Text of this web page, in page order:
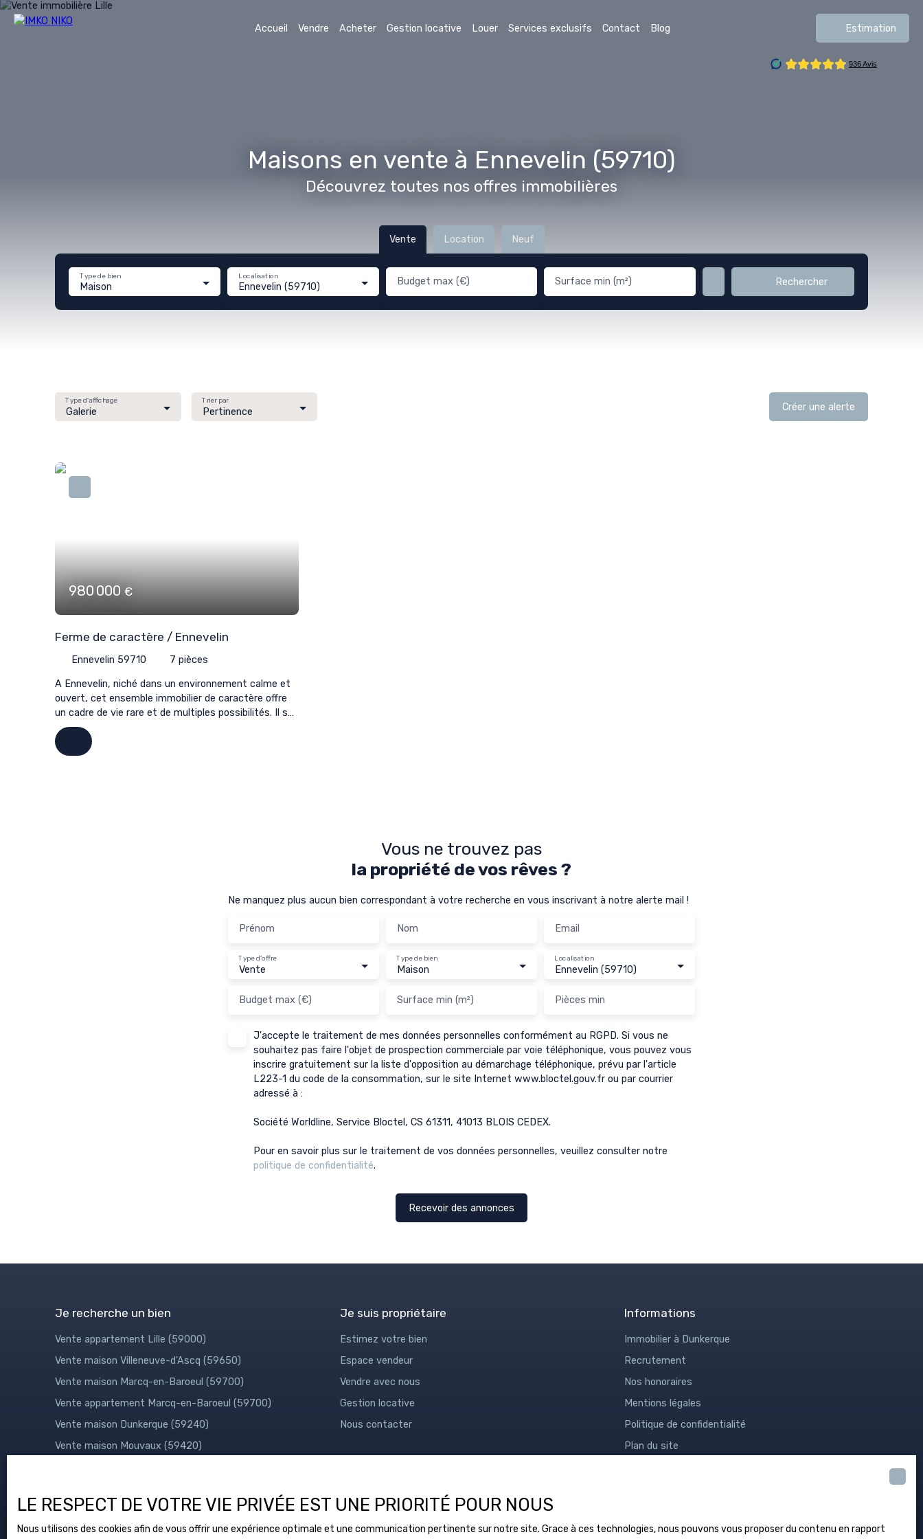
Accueil Vendre Acheter Gestion locative Louer Services exclusifs Contact Blog Estimation
Maisons en vente à Ennevelin (59710)
Découvrez toutes nos offres immobilières
Vente Location Neuf
Maison
Type de bien
Ennevelin (59710)
Localisation Budget max (€) Surface min (m²) Rechercher
Galerie
Type d'affichage
Pertinence
Trier par
Créer une alerte
980 000 €
Ferme de caractère / Ennevelin
Ennevelin 59710 7 pièces
A Ennevelin, niché dans un environnement calme et
ouvert, cet ensemble immobilier de caractère offre
un cadre de vie rare et de multiples possibilités. Il se
compose d’une habitation principale de 256 m², une
ferme datant de 1700 entièrement rénovée en
2024. Édifiée sur un terrain d’environ 12 000 m², la
intérieur soigné, chauffage individuel et
comprend également deux logements actuellement
granges à réhabiliter, offrant un potentiel
remarquable pour un projet patrimonial, résidentiel ou
potentiel, tout en restant à proximité des
minutes, écoles et espaces verts à courte distance.
Un très beau lieu, de belles perspectives d’évolution
Vous ne trouvez pas
la propriété de vos rêves ?
Ne manquez plus aucun bien correspondant à votre recherche en vous inscrivant à notre alerte mail !
Prénom Nom Email
Vente
Type d'offre
Maison
Type de bien
Ennevelin (59710)
Localisation
Budget max (€) Surface min (m²) Pièces min
J'accepte le traitement de mes données personnelles conformément au RGPD. Si vous ne
souhaitez pas faire l'objet de prospection commerciale par voie téléphonique, vous pouvez vous
inscrire gratuitement sur la liste d'opposition au démarchage téléphonique, prévu par l'article
L223-1 du code de la consommation, sur le site Internet www.bloctel.gouv.fr ou par courrier
adressé à :
Société Worldline, Service Bloctel, CS 61311, 41013 BLOIS CEDEX.
Pour en savoir plus sur le traitement de vos données personnelles, veuillez consulter notre
politique de confidentialité.
Recevoir des annonces
Je recherche un bien
Vente appartement Lille (59000)
Vente maison Villeneuve-d'Ascq (59650)
Vente maison Marcq-en-Baroeul (59700)
Vente appartement Marcq-en-Baroeul (59700)
Vente maison Dunkerque (59240)
Vente maison Mouvaux (59420)
Je suis propriétaire
Estimez votre bien
Espace vendeur
Vendre avec nous
Gestion locative
Nous contacter
Informations
Immobilier à Dunkerque
Recrutement
Nos honoraires
Mentions légales
Politique de confidentialité
Plan du site
LE RESPECT DE VOTRE VIE PRIVÉE EST UNE PRIORITÉ POUR NOUS
Nous utilisons des cookies afin de vous offrir une expérience optimale et une communication pertinente sur notre site. Grace à ces technologies, nous pouvons vous proposer du contenu en rapport